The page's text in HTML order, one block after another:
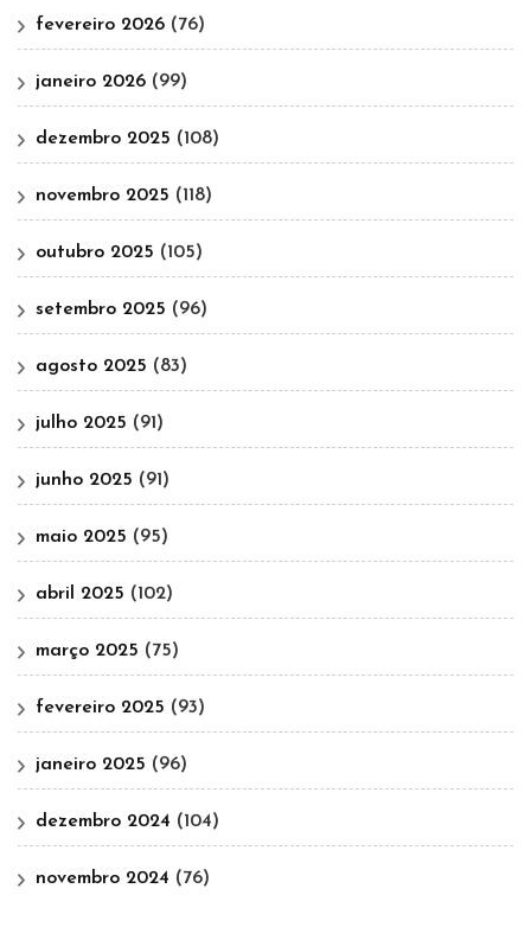
fevereiro 2026 (76)
janeiro 2026 (99)
dezembro 2025 (108)
novembro 2025 (118)
outubro 2025 (105)
setembro 2025 (96)
agosto 2025 (83)
julho 2025 (91)
junho 2025 (91)
maio 2025 (95)
abril 2025 (102)
março 2025 (75)
fevereiro 2025 (93)
janeiro 2025 (96)
dezembro 2024 (104)
novembro 2024 (76)